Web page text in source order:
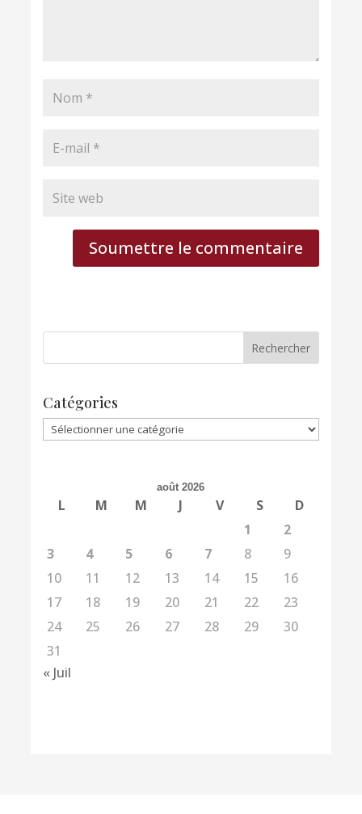
Soumettre le commentaire
Catégories
Catégories
août 2026
L M M J V S
D
1
2
3
4 5 6 7 8
9
10
11 12 13 14 15
16
17
18 19 20 21 22
23
24
25 26 27 28 29
30
31
« Juil